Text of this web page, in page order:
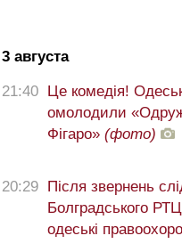
3 августа
21:40
Це комедія!
омолодили
Фігаро» (фото)
20:29
Після звернень
Болградського
одеські